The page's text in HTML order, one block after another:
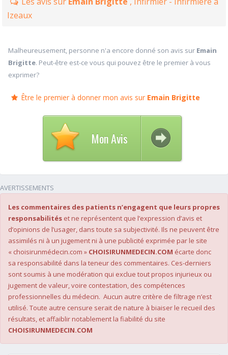
Izeaux
Malheureusement, personne n'a encore donné son avis sur Emain
Brigitte. Peut-être est-ce vous qui pouvez être le premier à vous
exprimer?
Être le premier à donner mon avis sur Emain Brigitte
Mon Avis
AVERTISSEMENTS
Les commentaires des patients n’engagent que leurs propres
responsabilités et ne représentent que l’expression d’avis et
d’opinions de l’usager, dans toute sa subjectivité. Ils ne peuvent être
assimilés ni à un jugement ni à une publicité exprimée par le site
« choisirunmédecin.com » CHOISIRUNMEDECIN.COM écarte donc
sa responsabilité dans la teneur des commentaires. Ces-derniers
sont soumis à une modération qui exclue tout propos injurieux ou
jugement de valeur, voire contestation, des compétences
professionnelles du médecin. Aucun autre critère de filtrage n’est
utilisé. Toute autre censure serait de nature à biaiser le recueil des
résultats, et affaiblir notablement la fiabilité du site
CHOISIRUNMEDECIN.COM